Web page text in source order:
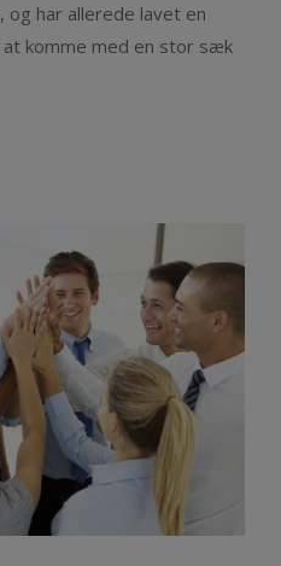
har allerede lavet en
at komme med en stor sæk